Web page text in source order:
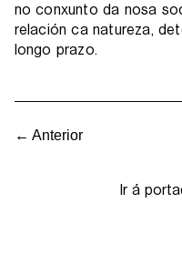
no conxunto da nosa
relación ca natureza,
longo prazo.
← Anterior
Ir á